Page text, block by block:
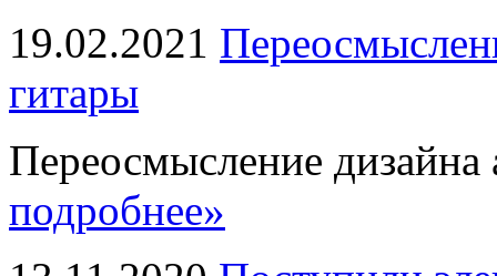
19.02.2021
гитары
Переосмысление дизайна
подробнее»